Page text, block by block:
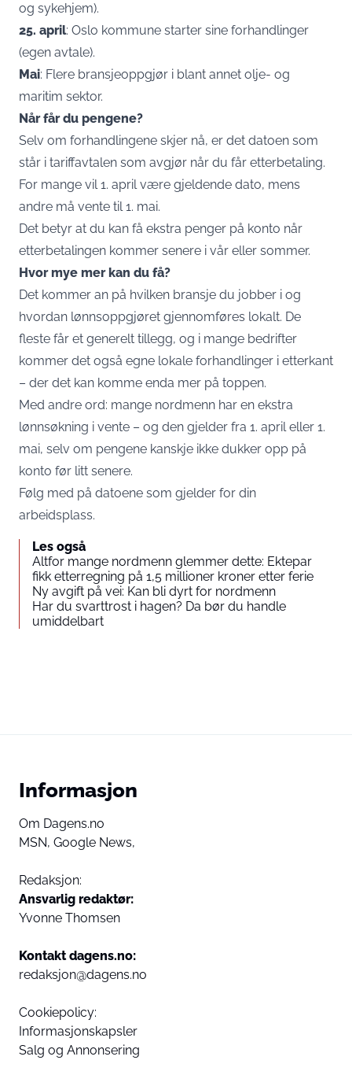
og sykehjem).
25. april: Oslo kommune starter sine forhandlinger
(egen avtale).
Mai: Flere bransjeoppgjør i blant annet olje- og
maritim sektor.
Når får du pengene?
Selv om forhandlingene skjer nå, er det datoen som
står i tariffavtalen som avgjør når du får etterbetaling.
For mange vil 1. april være gjeldende dato, mens
andre må vente til 1. mai.
Det betyr at du kan få ekstra penger på konto når
etterbetalingen kommer senere i vår eller sommer.
Hvor mye mer kan du få?
Det kommer an på hvilken bransje du jobber i og
hvordan lønnsoppgjøret gjennomføres lokalt. De
fleste får et generelt tillegg, og i mange bedrifter
kommer det også egne lokale forhandlinger i etterkant
– der det kan komme enda mer på toppen.
Med andre ord: mange nordmenn har en ekstra
lønnsøkning i vente – og den gjelder fra 1. april eller 1.
mai, selv om pengene kanskje ikke dukker opp på
konto før litt senere.
Følg med på datoene som gjelder for din
arbeidsplass.
Les også
Altfor mange nordmenn glemmer dette: Ektepar
fikk etterregning på 1,5 millioner kroner etter ferie
Ny avgift på vei: Kan bli dyrt for nordmenn
Har du svarttrost i hagen? Da bør du handle
umiddelbart
Informasjon
Om Dagens.no
MSN, Google News,
Redaksjon:
Ansvarlig redaktør:
Yvonne Thomsen
Kontakt dagens.no:
redaksjon@dagens.no
Cookiepolicy:
Informasjonskapsler
Salg og Annonsering